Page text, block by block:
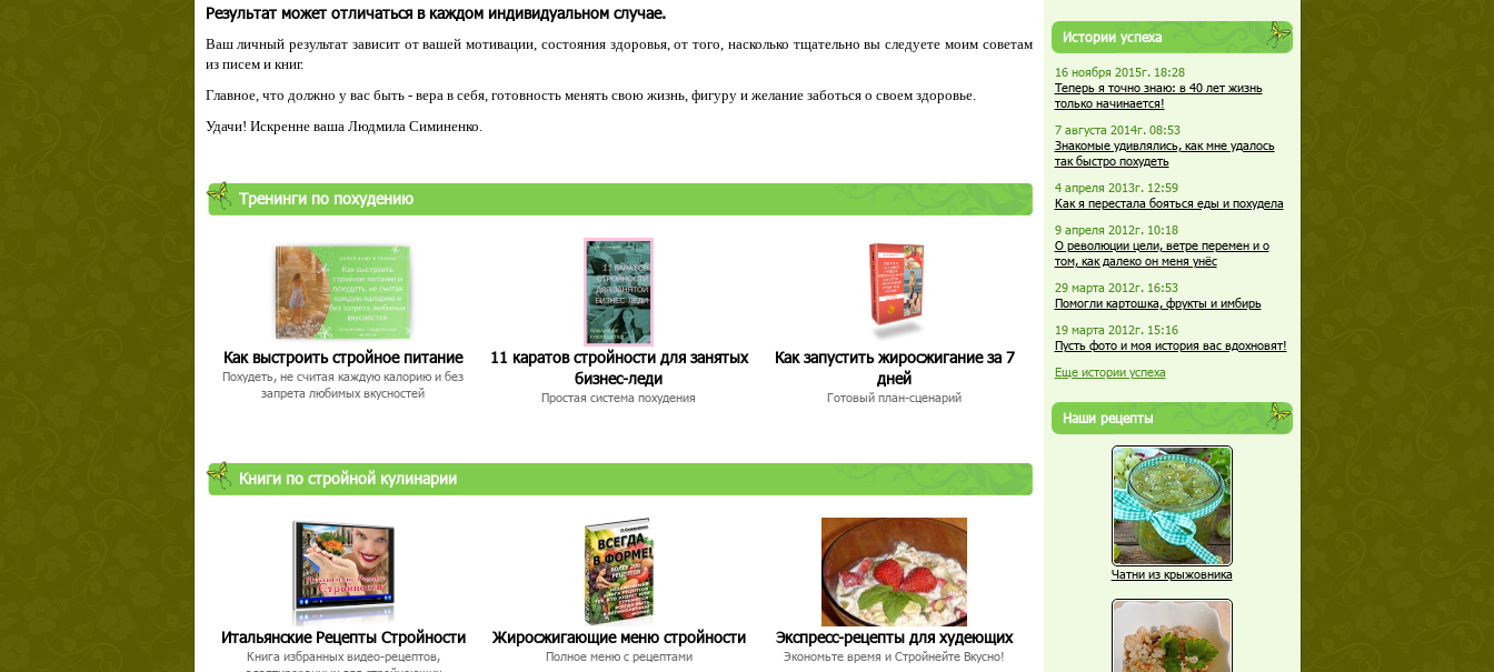
Результат может отличаться в каждом индивидуальном случае.
Ваш личный результат зависит от вашей мотивации, состояния здоровья, от того, насколько тщательно вы следуете моим советам
из писем и книг.
Главное, что должно у вас быть - вера в себя, готовность менять свою жизнь, фигуру и желание заботься о своем здоровье.
Удачи! Искренне ваша Людмила Симиненко.
Тренинги по похудению
Как выстроить стройное питание
Похудеть, не считая каждую калорию и без
запрета любимых вкусностей
11 каратов стройности для занятых
бизнес-леди
Простая система похудения
Как запустить жиросжигание за 7
дней
Готовый план-сценарий
Книги по стройной кулинарии
Итальянские Рецепты Стройности
Книга избранных видео-рецептов,
Жиросжигающие меню стройности
Полное меню с рецептами
Экспресс-рецепты для худеющих
Экономьте время и Стройнейте Вкусно!
Истории успеха
16 ноября 2015г. 18:28
Теперь я точно знаю: в 40 лет жизнь
только начинается!
7 августа 2014г. 08:53
Знакомые удивлялись, как мне удалось
так быстро похудеть
4 апреля 2013г. 12:59
Как я перестала бояться еды и похудела
9 апреля 2012г. 10:18
О революции цели, ветре перемен и о
том, как далеко он меня унёс
29 марта 2012г. 16:53
Помогли картошка, фрукты и имбирь
19 марта 2012г. 15:16
Пусть фото и моя история вас вдохновят!
Еще истории успеха
Наши рецепты
Чатни из крыжовника